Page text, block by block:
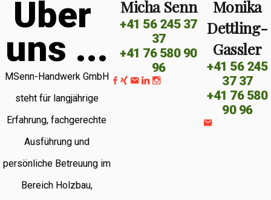
Über
uns ...
MSenn-Handwerk GmbH
steht für langjährige
Erfahrung, fachgerechte
Ausführung und
persönliche Betreuung im
Bereich Holzbau,
Micha Senn
+41 56 245 37
37
+41 76 580 90
96
Monika
Dettling-
Gassler
+41 56 245
37 37
+41 76 580
90 96